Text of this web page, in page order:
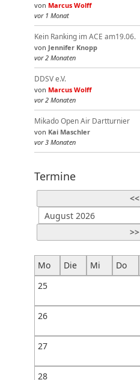
von Marcus Wolff
vor 1 Monat
Kein Ranking im ACE am19.06.
von Jennifer Knopp
vor 2 Monaten
DDSV e.V.
von Marcus Wolff
vor 2 Monaten
Mikado Open Air Dartturnier
von Kai Maschler
vor 3 Monaten
Termine
<<
>>
Mo Die Mi Do
25
26
27
28